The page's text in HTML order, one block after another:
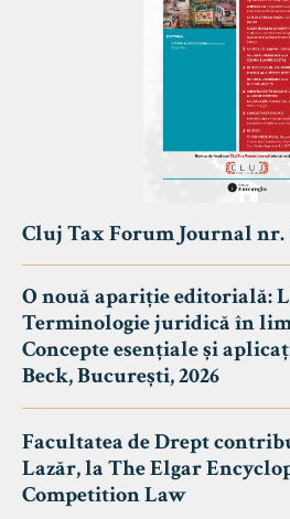
Cluj Tax Forum Journal nr.
O nouă apariție editorială:
Terminologie juridică în
Concepte esențiale și
Beck, București, 2026
Facultatea de Drept
Lazăr, la The Elgar
Competition Law